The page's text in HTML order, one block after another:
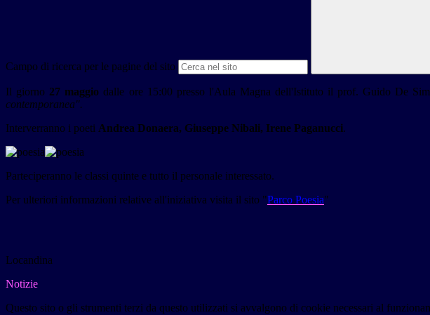
Campo di ricerca per le pagine del sito
Il giorno 27 maggio dalle ore 15:00 presso l'Aula Magna dell'Istituto il prof. Guido De
contemporanea".
Interverranno i poeti Andrea Donaera, Giuseppe Nibali, Irene Paganucci.
Parteciperanno le classi quinte e tutto il personale interessato.
Per ulteriori informazioni relative all'iniziativa visita il sito "Parco Poesia"
Locandina
Notizie
Questo sito o gli strumenti terzi da questo utilizzati si avvalgono di cookie necessari al